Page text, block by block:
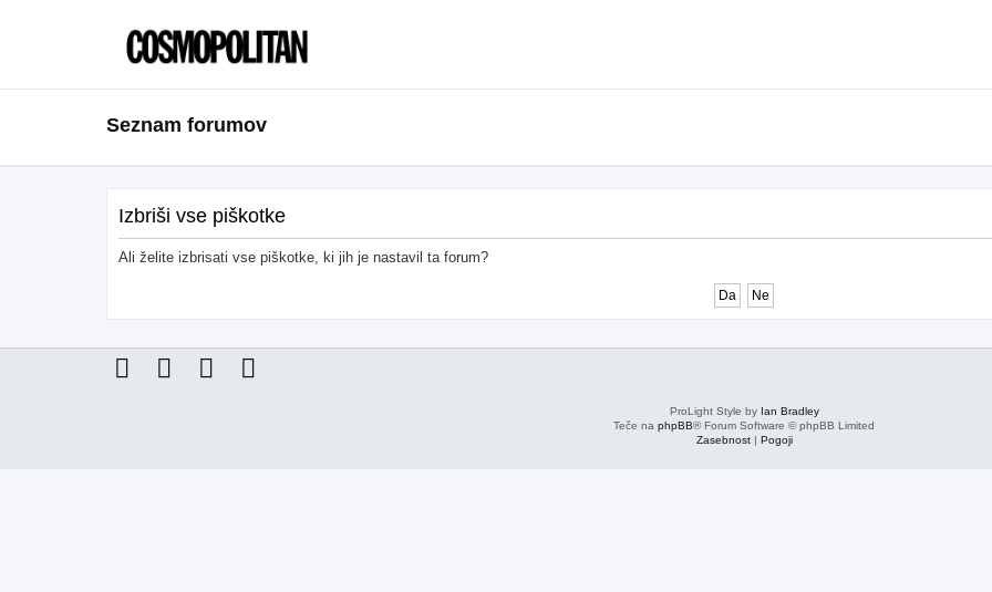
Seznam forumov
Izbriši vse piškotke
Ali želite izbrisati vse piškotke, ki jih je nastavil ta forum?
ProLight Style by Ian Bradley
Teče na phpBB® Forum Software © phpBB Limited
Zasebnost| Pogoji